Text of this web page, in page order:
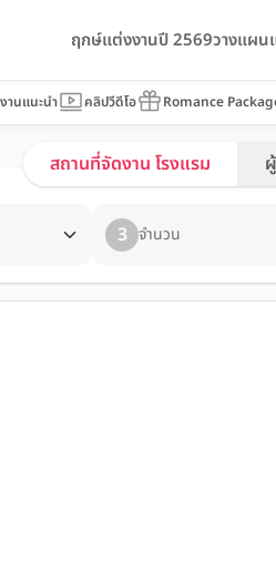
ฤกษ์แต่งงานปี 2569วางแผน
านแนะนำ คลิปวีดีโอ Romance
สถานที่จัดงาน โรงแรม
3 จำนวน